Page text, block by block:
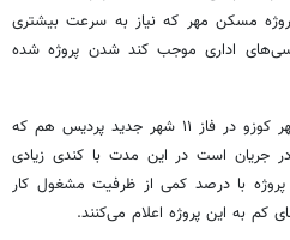
مسکن مهر که نیاز به سرعت بیشتری
اداری موجب کند شدن پروژه شده
براساس این گزارش، پروژه مسکن مهر کوزو در فاز ۱۱ شهر جدید پردیس هم که
جریان است در این مدت با کندی زیادی
پروژه با درصد کمی از ظرفیت مشغول کار
کم به این پروژه اعلام می‌کنند.